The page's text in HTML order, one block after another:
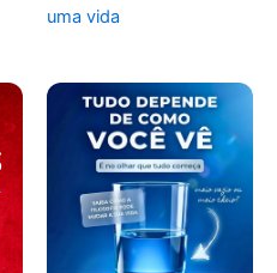
uma vida